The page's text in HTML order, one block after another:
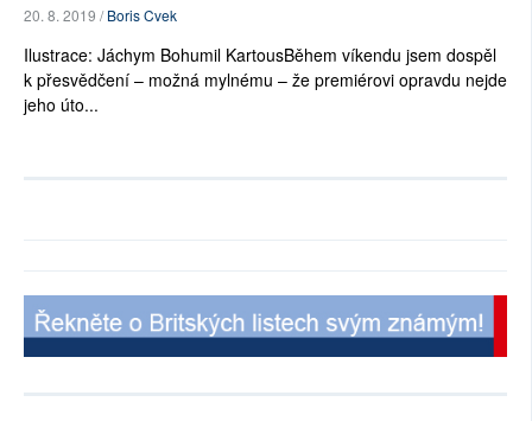
20. 8. 2019 /Boris Cvek
Ilustrace: Jáchym Bohumil KartousBěhem víkendu jsem dospěl
k přesvědčení – možná mylnému – že premiérovi opravdu nejde
jeho úto...